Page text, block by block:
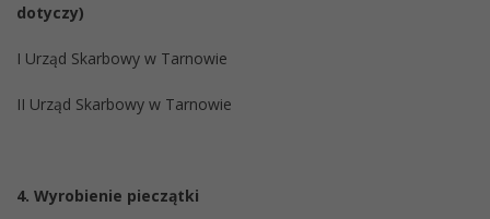
dotyczy)
I Urząd Skarbowy w Tarnowie
II Urząd Skarbowy w Tarnowie
4. Wyrobienie pieczątki